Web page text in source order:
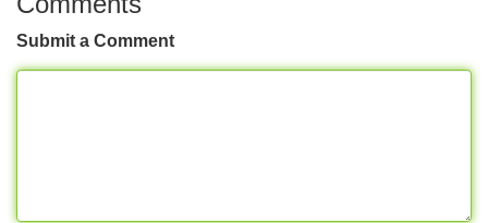
Submit a Comment